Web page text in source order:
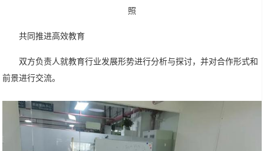
照
共同推进高效教育
双方负责人就教育行业发展形势进行分析与探讨，并对合作形式和
前景进行交流。